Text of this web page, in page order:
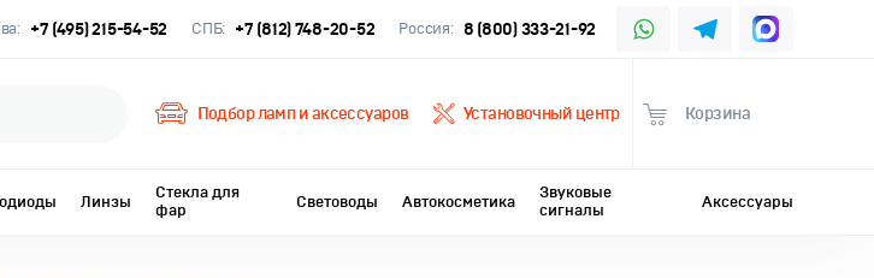
+7 (495) 215-54-52 СПБ: +7 (812) 748-20-52 Россия: 8 (800) 333-21-92
Подбор ламп и аксессуаров Установочный центр Корзина
Линзы
Стекла для
фар
Световоды Автокосметика
Звуковые
сигналы
Аксессуары